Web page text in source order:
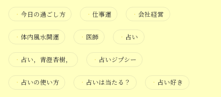
・ 今日の過ごし方 ・仕事運 ・会社経営
・ 体内風水開運 ・ 医師 ・ 占い
・ 占い，青澄杏樹， ・ 占いジプシー
・ 占いの使い方 ・ 占いは当たる？ ・ 占い好き